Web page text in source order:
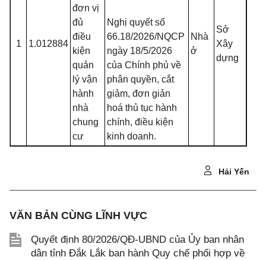
1 1.012884
đơn vị
đủ
điều
kiện
quản
lý vận
hành
nhà
chung
cư
Nghị quyết số
66.18/2026/NQCP
ngày 18/5/2026
của Chính phủ về
phân quyền, cắt
giảm, đơn giản
hoá thủ tục hành
chính, điều kiện
kinh doanh.
Nhà
ở
Sở
Xây
dựng
Hải Yến
VĂN BẢN CÙNG LĨNH VỰC
Quyết định 80/2026/QĐ-UBND của Ủy ban nhân
dân tỉnh Đắk Lắk ban hành Quy chế phối hợp về